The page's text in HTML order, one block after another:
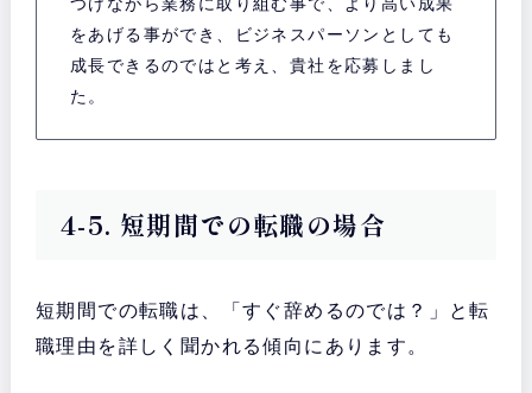
つけながら業務に取り組む事で、より高い成果
をあげる事ができ、ビジネスパーソンとしても
成長できるのではと考え、貴社を応募しまし
た。
4-5. 短期間での転職の場合
短期間での転職は、「すぐ辞めるのでは？」と転
職理由を詳しく聞かれる傾向にあります。